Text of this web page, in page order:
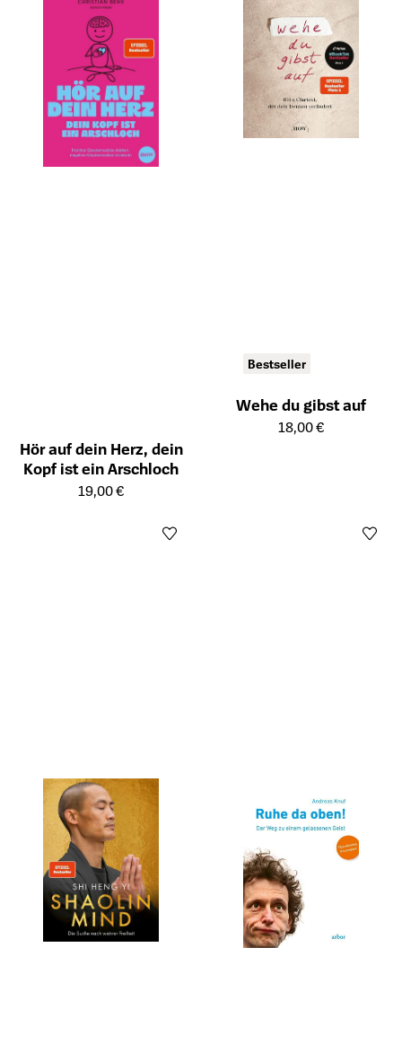
Hör auf dein Herz, dein
Kopf ist ein Arschloch
Öffnet die Detailseite des Produkts
19,00 €
Bestseller
Wehe du gibst auf
Öffnet die Detailseite des
18,00 €